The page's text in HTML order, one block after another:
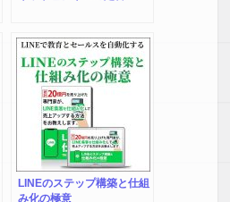
LINEのステップ構築と仕組
み化の極意